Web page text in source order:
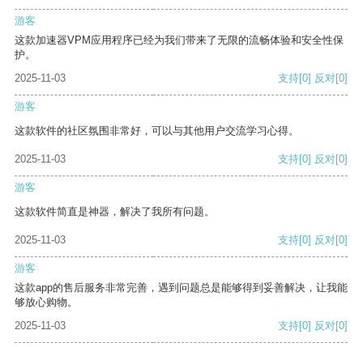
游客
这款加速器VPM应用程序已经为我们带来了无限的流畅体验和安全性保
护。
2025-11-03
支持[0] 反对[0]
游客
这款软件的社区氛围非常好，可以与其他用户交流学习心得。
2025-11-03 支持[0] 反对[0]
游客
这款软件简直是神器，解决了我所有问题。
2025-11-03 支持[0] 反对[0]
游客
这款app的售后服务非常完善，遇到问题总是能够得到妥善解决，让我能
够放心购物。
2025-11-03
支持[0] 反对[0]